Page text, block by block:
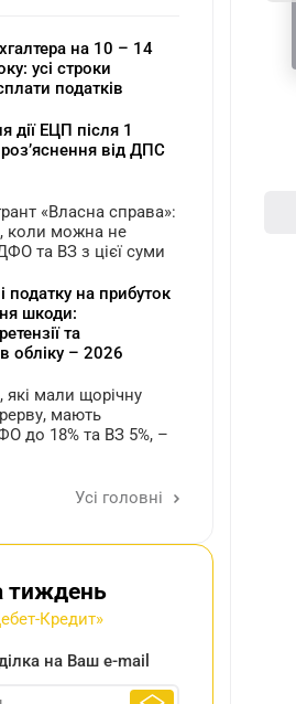
на 10 – 14
усі строки
податків
дії ЕЦП після 1
від ДПС
«Власна справа»:
коли можна не
та ВЗ з цієї суми
податку на прибуток
шкоди:
та
обліку – 2026
які мали щорічну
мають
до 18% та ВЗ 5%, –
Усі головні
тиждень
Кредит»
на Ваш e-mail